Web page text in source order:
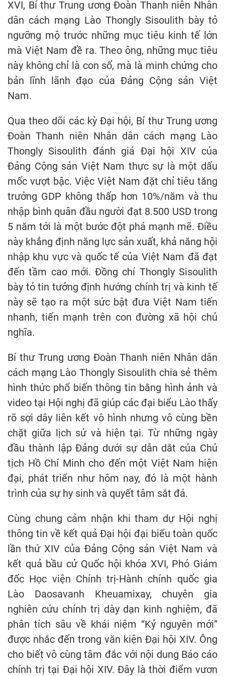
XVI, Bí thư Trung ương Đoàn Thanh niên Nhân
dân cách mạng Lào Thongly Sisoulith bày tỏ
ngưỡng mộ trước những mục tiêu kinh tế lớn
mà Việt Nam đề ra. Theo ông, những mục tiêu
này không chỉ là con số, mà là minh chứng cho
bản lĩnh lãnh đạo của Đảng Cộng sản Việt
Nam.
Qua theo dõi các kỳ Đại hội, Bí thư Trung ương
Đoàn Thanh niên Nhân dân cách mạng Lào
Thongly Sisoulith đánh giá Đại hội XIV của
Đảng Cộng sản Việt Nam thực sự là một dấu
mốc vượt bậc. Việc Việt Nam đặt chỉ tiêu tăng
trưởng GDP không thấp hơn 10%/năm và thu
nhập bình quân đầu người đạt 8.500 USD trong
5 năm tới là một bước đột phá mạnh mẽ. Điều
này khẳng định năng lực sản xuất, khả năng hội
nhập khu vực và quốc tế của Việt Nam đã đạt
đến tầm cao mới. Đồng chí Thongly Sisoulith
bày tỏ tin tưởng định hướng chính trị và kinh tế
này sẽ tạo ra một sức bật đưa Việt Nam tiến
nhanh, tiến mạnh trên con đường xã hội chủ
nghĩa.
Bí thư Trung ương Đoàn Thanh niên Nhân dân
cách mạng Lào Thongly Sisoulith chia sẻ thêm
hình thức phổ biến thông tin bằng hình ảnh và
video tại Hội nghị đã giúp các đại biểu Lào thấy
rõ sợi dây liên kết vô hình nhưng vô cùng bền
chặt giữa lịch sử và hiện tại. Từ những ngày
đầu thành lập Đảng dưới sự dẫn dắt của Chủ
tịch Hồ Chí Minh cho đến một Việt Nam hiện
đại, phát triển như hôm nay, đó là một hành
trình của sự hy sinh và quyết tâm sắt đá.
Cùng chung cảm nhận khi tham dự Hội nghị
thông tin về kết quả Đại hội đại biểu toàn quốc
lần thứ XIV của Đảng Cộng sản Việt Nam và
kết quả bầu cử Quốc hội khóa XVI, Phó Giám
đốc Học viện Chính trị-Hành chính quốc gia
Lào Daosavanh Kheuamixay, chuyên gia
nghiên cứu chính trị dày dạn kinh nghiệm, đã
phân tích sâu về khái niệm “Kỷ nguyên mới”
được nhắc đến trong văn kiện Đại hội XIV. Ông
cho biết vô cùng tâm đắc với nội dung Báo cáo
chính trị tại Đại hội XIV. Đây là thời điểm vươn